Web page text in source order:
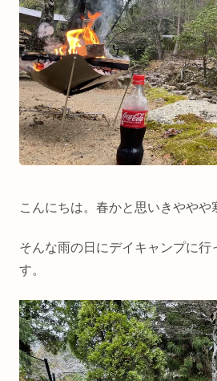
こんにちは。春かと思いきややや
そんな雨の日にデイキャンプに行
す。